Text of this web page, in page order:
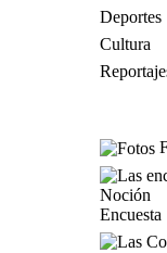
Deportes
Cultura
Encuesta